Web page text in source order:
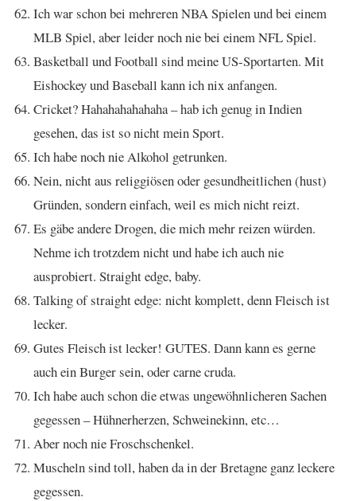
Ich war schon bei mehreren NBA Spielen und bei einem
MLB Spiel, aber leider noch nie bei einem NFL Spiel.
Basketball und Football sind meine US-Sportarten. Mit
Eishockey und Baseball kann ich nix anfangen.
Cricket? Hahahahahahaha – hab ich genug in Indien
gesehen, das ist so nicht mein Sport.
Ich habe noch nie Alkohol getrunken.
Nein, nicht aus religgiösen oder gesundheitlichen (hust)
Gründen, sondern einfach, weil es mich nicht reizt.
Es gäbe andere Drogen, die mich mehr reizen würden.
Nehme ich trotzdem nicht und habe ich auch nie
ausprobiert. Straight edge, baby.
Talking of straight edge: nicht komplett, denn Fleisch ist
lecker.
Gutes Fleisch ist lecker! GUTES. Dann kann es gerne
auch ein Burger sein, oder carne cruda.
Ich habe auch schon die etwas ungewöhnlicheren Sachen
gegessen – Hühnerherzen, Schweinekinn, etc…
Aber noch nie Froschschenkel.
Muscheln sind toll, haben da in der Bretagne ganz leckere
gegessen.